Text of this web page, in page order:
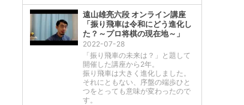
遠山雄亮六段 オンライン講座
「振り飛車は令和にどう進化し
た？～プロ将棋の現在地～」
2022-07-28
「振り飛車の未来は？」と題して
開催した講座から2年。
振り飛車は大きく進化しました。
それにともない、序盤の端歩ひと
つをとっても意味が変わったので
す。